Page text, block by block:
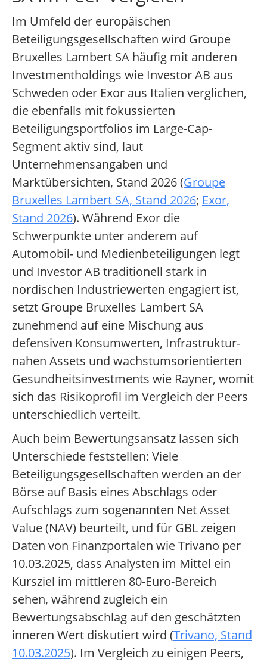
Im Umfeld der europäischen
Beteiligungsgesellschaften wird Groupe
Bruxelles Lambert SA häufig mit anderen
Investmentholdings wie Investor AB aus
Schweden oder Exor aus Italien verglichen,
die ebenfalls mit fokussierten
Beteiligungsportfolios im Large-Cap-
Segment aktiv sind, laut
Unternehmensangaben und
Marktübersichten, Stand 2026 (Groupe
Bruxelles Lambert SA, Stand 2026; Exor,
Stand 2026). Während Exor die
Schwerpunkte unter anderem auf
Automobil- und Medienbeteiligungen legt
und Investor AB traditionell stark in
nordischen Industriewerten engagiert ist,
setzt Groupe Bruxelles Lambert SA
zunehmend auf eine Mischung aus
defensiven Konsumwerten, Infrastruktur-
nahen Assets und wachstumsorientierten
Gesundheitsinvestments wie Rayner, womit
sich das Risikoprofil im Vergleich der Peers
unterschiedlich verteilt.
Auch beim Bewertungsansatz lassen sich
Unterschiede feststellen: Viele
Beteiligungsgesellschaften werden an der
Börse auf Basis eines Abschlags oder
Aufschlags zum sogenannten Net Asset
Value (NAV) beurteilt, und für GBL zeigen
Daten von Finanzportalen wie Trivano per
10.03.2025, dass Analysten im Mittel ein
Kursziel im mittleren 80-Euro-Bereich
sehen, während zugleich ein
Bewertungsabschlag auf den geschätzten
inneren Wert diskutiert wird (Trivano, Stand
10.03.2025). Im Vergleich zu einigen Peers,